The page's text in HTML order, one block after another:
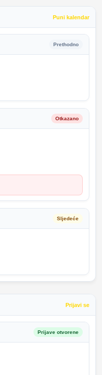
Puni kalendar
Prethodno
Otkazano
Sljedeće
Prijavi se
Prijave otvorene